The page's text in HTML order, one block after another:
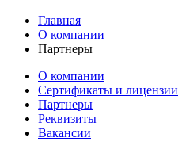
Главная
О компании
Партнеры
О компании
Сертификаты и лицензии
Партнеры
Реквизиты
Вакансии